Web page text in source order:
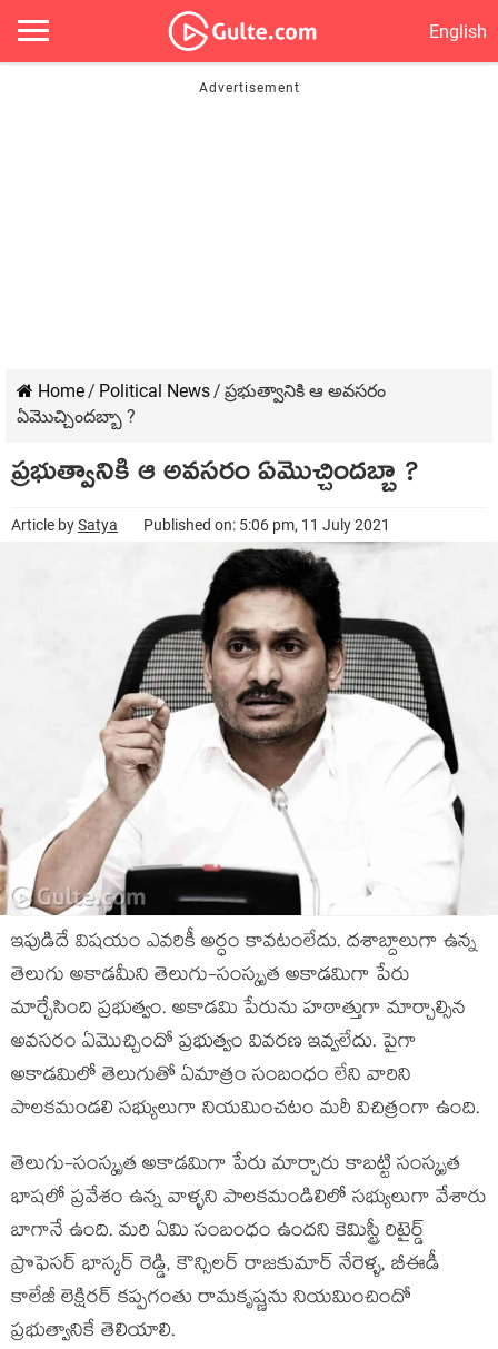
English
Home/ Political News/ ప్రభుత్వానికి ఆ అవసరం
ఏమొచ్చిందబ్బా ?
ప్రభుత్వానికి ఆ అవసరం ఏమొచ్చిందబ్బా ?
Article bySatya Published on: 5:06 pm, 11 July 2021
ఇపుడిదే విషయం ఎవరికీ అర్ధం కావటంలేదు. దశాబ్దాలుగా ఉన్న
తెలుగు అకాడమీని తెలుగు-సంస్కృత అకాడమిగా పేరు
మార్చేసింది ప్రభుత్వం. అకాడమి పేరును హఠాత్తుగా మార్చాల్సిన
అవసరం ఏమొచ్చిందో ప్రభుత్వం వివరణ ఇవ్వలేదు. పైగా
అకాడమిలో తెలుగుతో ఏమాత్రం సంబంధం లేని వారిని
పాలకమండలి సభ్యులుగా నియమించటం మరీ విచిత్రంగా ఉంది.
తెలుగు-సంస్కృత అకాడమిగా పేరు మార్చారు కాబట్టి సంస్కృత
భాషలో ప్రవేశం ఉన్న వాళ్ళని పాలకమండిలిలో సభ్యులుగా వేశారు
బాగానే ఉంది. మరి ఏమి సంబంధం ఉందని కెమిస్ట్రీ రిటైర్డ్
ప్రొఫెసర్ భాస్కర్ రెడ్డి, కౌన్సిలర్ రాజకుమార్ నేరెళ్ళ, బీఈడీ
కాలేజీ లెక్షిరర్ కప్పగంతు రామకృష్ణను నియమించిందో
ప్రభుత్వానికే తెలియాలి.